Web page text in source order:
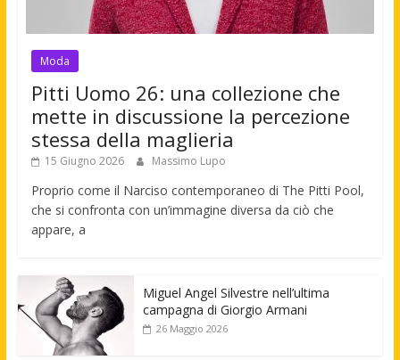
Moda
Pitti Uomo 26: una collezione che
mette in discussione la percezione
stessa della maglieria
15 Giugno 2026 Massimo Lupo
Proprio come il Narciso contemporaneo di The Pitti Pool,
che si confronta con un’immagine diversa da ciò che
appare, a
Miguel Angel Silvestre nell’ultima
campagna di Giorgio Armani
26 Maggio 2026